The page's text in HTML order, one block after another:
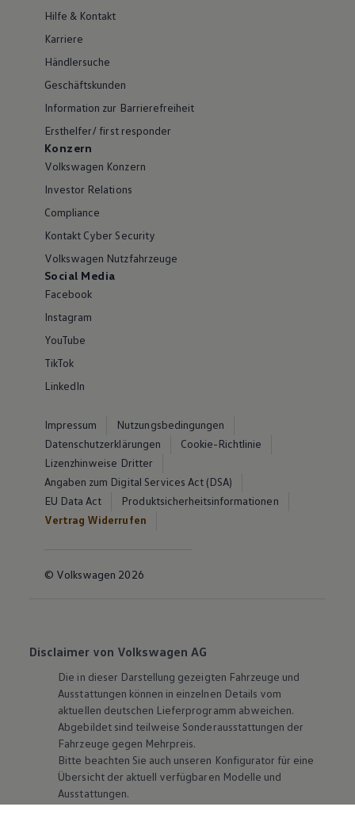
Hilfe & Kontakt
Karriere
Händlersuche
Geschäftskunden
Information zur Barrierefreiheit
Ersthelfer/ first responder
Konzern
Volkswagen Konzern
Investor Relations
Compliance
Kontakt Cyber Security
Volkswagen Nutzfahrzeuge
Social Media
Facebook
Instagram
YouTube
TikTok
LinkedIn
Impressum
Nutzungsbedingungen
Datenschutzerklärungen
Cookie-Richtlinie
Lizenzhinweise Dritter
Angaben zum Digital Services Act (DSA)
EU Data Act
Produktsicherheitsinformationen
Vertrag Widerrufen
© Volkswagen 2026
Disclaimer von Volkswagen AG
Die in dieser Darstellung gezeigten Fahrzeuge und
Ausstattungen können in einzelnen Details vom
aktuellen deutschen Lieferprogramm abweichen.
Abgebildet sind teilweise Sonderausstattungen der
Fahrzeuge gegen Mehrpreis.
Bitte beachten Sie auch unseren Konfigurator für eine
Übersicht der aktuell verfügbaren Modelle und
Ausstattungen.